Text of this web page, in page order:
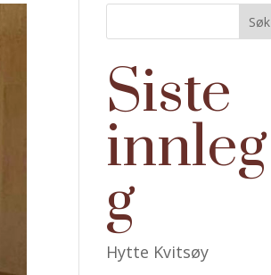
Søk
Siste
innleg
g
Hytte Kvitsøy